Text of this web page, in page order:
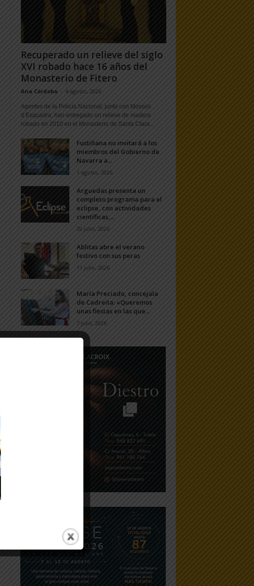
Recuperado un relieve del siglo
XVI robado hace 16 años del
Monasterio de Fitero
Ana Córdoba - 4 agosto, 2026
Agentes de la Policía Nacional, junto con Mossos
d’Esquadra, han entregado un relieve de madera
robado en 2010 en el Monasterio de Santa Clara...
Fustiñana no invitará a los
miembros del Gobierno de
Navarra a...
1 agosto, 2026
Arguedas presenta un
completo programa para el
eclipse, con actividades
científicas,...
20 julio, 2026
Ablitas abre el verano
festivo con sus peras
11 julio, 2026
María Preciado, concejala
de Cadreita: «Queremos
unas fiestas en las que...
7 julio, 2026